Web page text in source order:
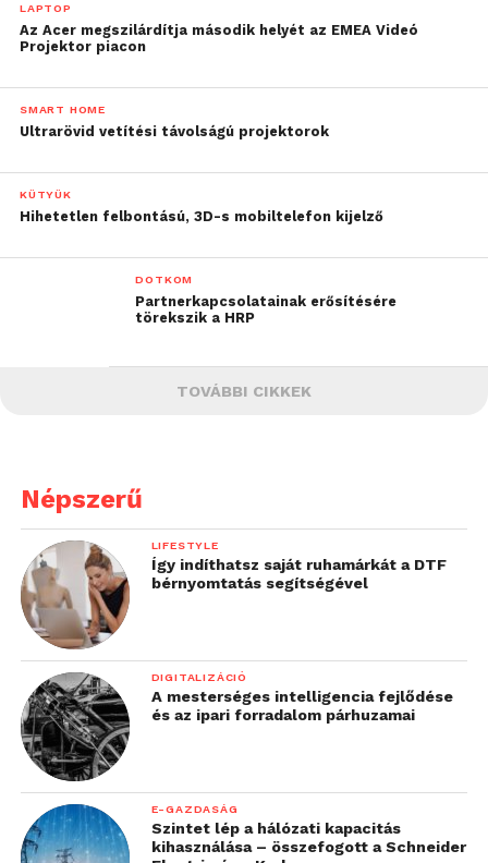
LAPTOP
Az Acer megszilárdítja második helyét az EMEA Videó
Projektor piacon
SMART HOME
Ultrarövid vetítési távolságú projektorok
KÜTYÜK
Hihetetlen felbontású, 3D-s mobiltelefon kijelző
DOTKOM
Partnerkapcsolatainak erősítésére
törekszik a HRP
TOVÁBBI CIKKEK
Népszerű
LIFESTYLE
Így indíthatsz saját ruhamárkát a DTF
bérnyomtatás segítségével
DIGITALIZÁCIÓ
A mesterséges intelligencia fejlődése
és az ipari forradalom párhuzamai
E-GAZDASÁG
Szintet lép a hálózati kapacitás
kihasználása – összefogott a Schneider